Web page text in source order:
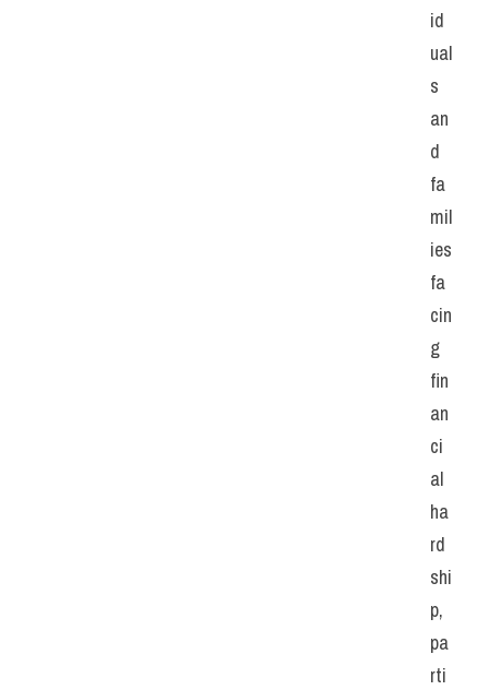
id
ual
s
an
d
fa
mil
ies
fa
cin
g
fin
an
ci
al
ha
rd
shi
p,
pa
rti